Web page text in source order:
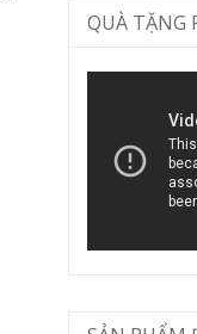
QUÀ TẶNG